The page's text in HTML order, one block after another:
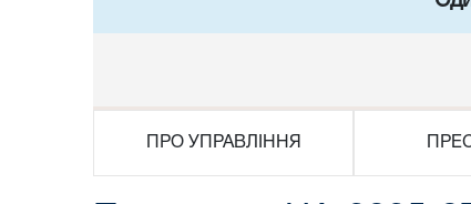
ПРО УПРАВЛІННЯ